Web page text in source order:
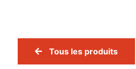
Tous les produits